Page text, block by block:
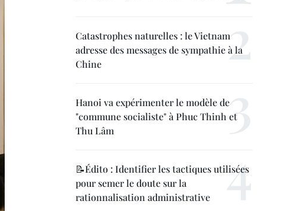
Catastrophes naturelles : le Vietnam
adresse des messages de sympathie à la
Chine
Hanoi va expérimenter le modèle de
"commune socialiste" à Phuc Thinh et
Thu Lâm
📝Édito : Identifier les tactiques utilisées
pour semer le doute sur la
rationnalisation administrative